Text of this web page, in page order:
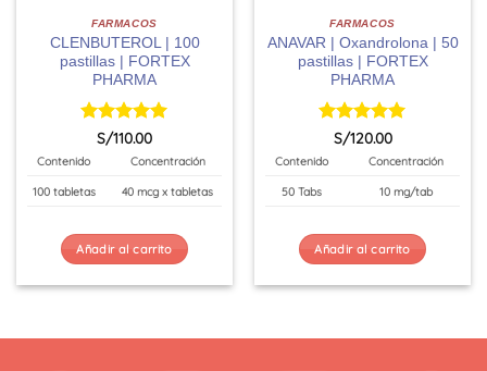
FARMACOS
CLENBUTEROL | 100
pastillas | FORTEX
PHARMA
Valorado
con
de 5
S/110.00
Contenido Concentración
100 tabletas 40 mcg x tabletas
Añadir al carrito
FARMACOS
ANAVAR | Oxandrolona | 50
pastillas | FORTEX
PHARMA
Valorado
con
de 5
S/120.00
Contenido Concentración
50 Tabs 10 mg/tab
Añadir al carrito